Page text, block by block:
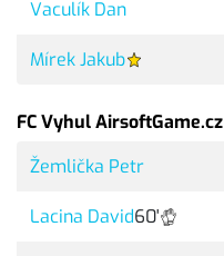
Vaculík Dan
Mírek Jakub
FC Vyhul AirsoftGame.cz
Žemlička Petr
Lacina David60'